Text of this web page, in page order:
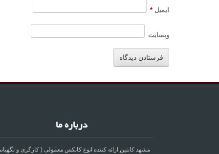
ایمیل *
وبسایت
درباره ما
مشهد کانتین ارائه کننده انوع کانکس معمولی ( کارگری و